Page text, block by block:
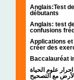
Anglais:Test
débutants
Anglais: test
confusions
Applications
créer des
Baccalauréat
احرار علوم الحياة
مع التصحيح